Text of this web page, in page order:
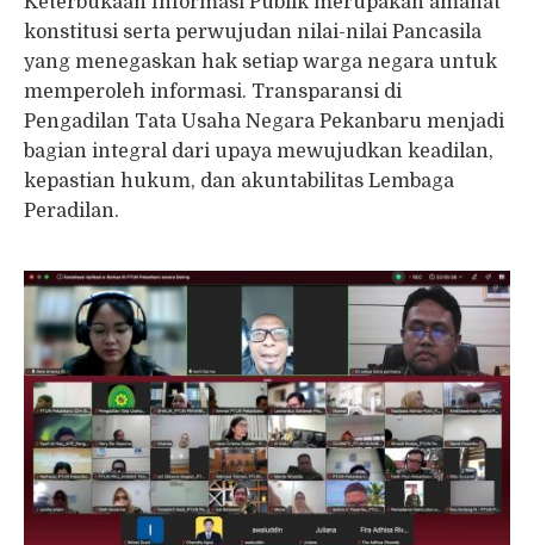
konstitusi serta perwujudan nilai-nilai Pancasila
yang menegaskan hak setiap warga negara untuk
memperoleh informasi. Transparansi di
Pengadilan Tata Usaha Negara Pekanbaru menjadi
bagian integral dari upaya mewujudkan keadilan,
kepastian hukum, dan akuntabilitas Lembaga
Peradilan.